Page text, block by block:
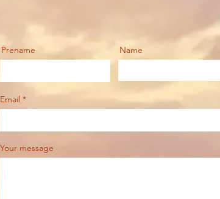
Prename Name
Email
Your message